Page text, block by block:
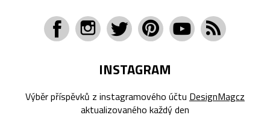
INSTAGRAM
Výběr příspěvků z instagramového účtu DesignMagcz
aktualizovaného každý den